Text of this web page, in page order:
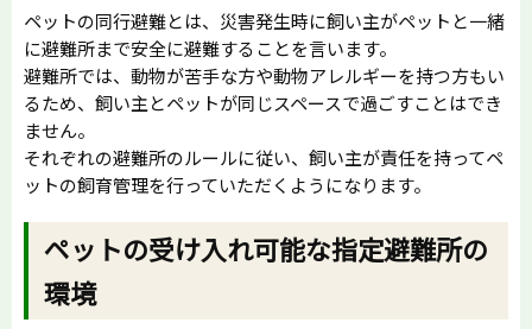
ペットの同行避難とは、災害発生時に飼い主がペットと一緒
に避難所まで安全に避難することを言います。
避難所では、動物が苦手な方や動物アレルギーを持つ方もい
るため、飼い主とペットが同じスペースで過ごすことはでき
ません。
それぞれの避難所のルールに従い、飼い主が責任を持ってペ
ットの飼育管理を行っていただくようになります。
ペットの受け入れ可能な指定避難所の
環境